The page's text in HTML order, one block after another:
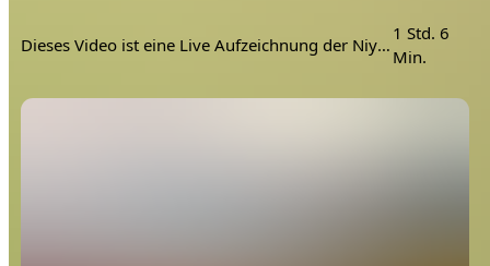
Dieses Video ist eine Live Aufzeichnung der Niyama.Academy
1 Std. 6
Min.